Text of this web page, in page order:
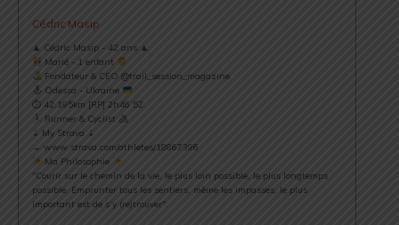
Cédric Masip
▲ Cédric Masip - 42 ans ▲
Marié - 1 enfant
Fondateur & CEO @trail_session_magazine
Odessa - Ukraine
⏱ 42.195km [RP] 2h46’52
Runner & Cyclist
⇣ My Strava ⇣
→ www.strava.com/athletes/18867396
Ma Philosophie
"Courir sur le chemin de la vie, le plus loin possible, le plus longtemps
possible. Emprunter tous les sentiers, même les impasses, le plus
important est de s’y (re)trouver".